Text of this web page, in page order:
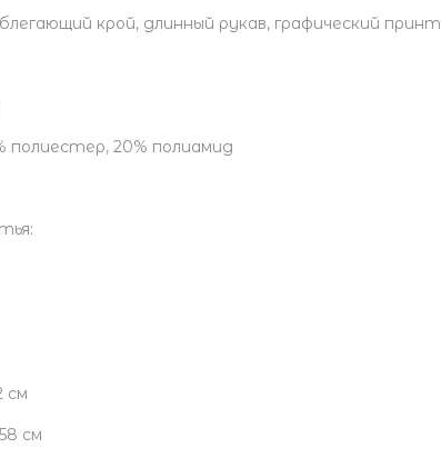
крой, длинный рукав, графический принт
полиестер, 20% полиамид
см
см